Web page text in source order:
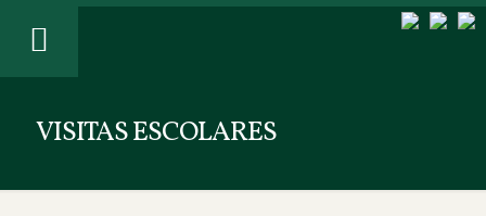
VISITAS ESCOLARES